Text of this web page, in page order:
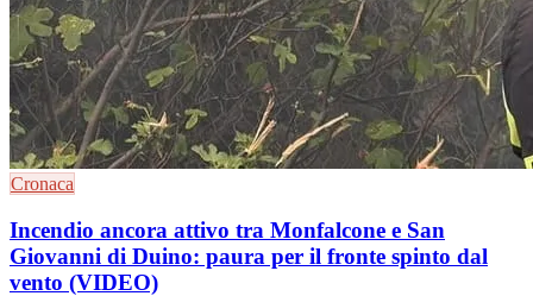
Cronaca
Incendio ancora attivo tra Monfalcone e San
Giovanni di Duino: paura per il fronte spinto dal
vento (VIDEO)